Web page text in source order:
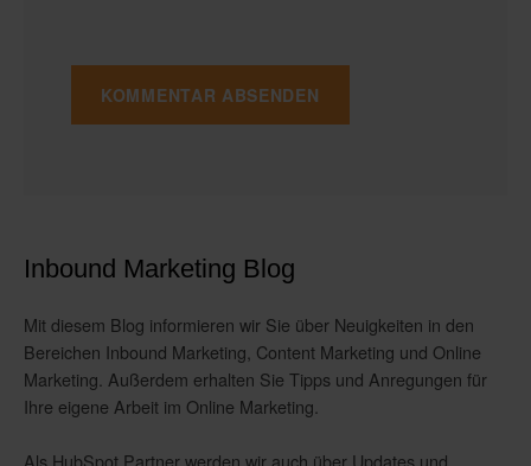
Inbound Marketing Blog
Mit diesem Blog informieren wir Sie über Neuigkeiten in den
Bereichen Inbound Marketing, Content Marketing und Online
Marketing. Außerdem erhalten Sie Tipps und Anregungen für
Ihre eigene Arbeit im Online Marketing.
Als HubSpot Partner werden wir auch über Updates und